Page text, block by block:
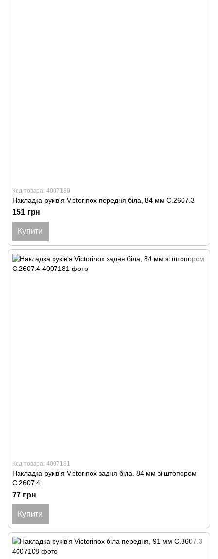
Код товара: 4007180
Накладка руків'я Victorinox передня біла, 84 мм C.2607.3
151 грн
Купити
Код товара: 4007181
Накладка руків'я Victorinox задня біла, 84 мм зі штопором
C.2607.4
77 грн
Купити